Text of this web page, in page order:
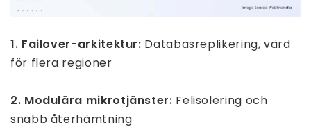
1. Failover-arkitektur: Databasreplikering, värd
för flera regioner
2. Modulära mikrotjänster: Felisolering och
snabb återhämtning